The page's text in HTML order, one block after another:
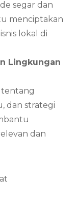
segar dan
menciptakan
lokal di
Lingkungan
tentang
dan strategi
dan